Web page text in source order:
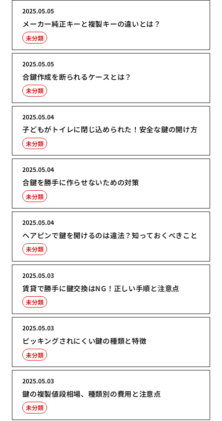
メーカー純正キーと複製キーの違いとは？
2025.05.05
未分類
合鍵作成を断られるケースとは？
2025.05.05
未分類
子どもがトイレに閉じ込められた！安全な鍵の開け方
2025.05.04
未分類
合鍵を勝手に作らせないための対策
2025.05.04
未分類
ヘアピンで鍵を開けるのは違法？知っておくべきこと
2025.05.04
未分類
賃貸で勝手に鍵交換はNG！正しい手順と注意点
2025.05.03
未分類
ピッキングされにくい鍵の種類と特徴
2025.05.03
未分類
鍵の複製値段相場、種類別の費用と注意点
2025.05.03
未分類